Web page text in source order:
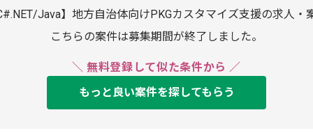
Java】地方自治体向けPKGカスタマイズ支援の求人・
こちらの案件は募集期間が終了しました。
＼ 無料登録して似た条件から ／
もっと良い案件を探してもらう